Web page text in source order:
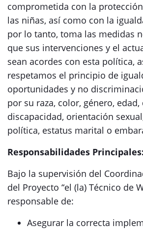
comprometida con la
las niñas, así como con la
por lo tanto, toma las medidas
que sus intervenciones y el
sean acordes con esta política,
respetamos el principio de
oportunidades y no
por su raza, color, género,
discapacidad, orientación
política, estatus marital o
Responsabilidades Principales:
Bajo la supervisión del
del Proyecto “el (la) Técnico de
responsable de:
Asegurar la correcta